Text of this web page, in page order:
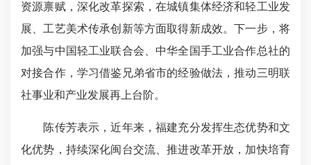
资源禀赋，深化改革探索，在城镇集体经济和轻工业发
展、工艺美术传承创新等方面取得新成效。下一步，将
加强与中国轻工业联合会、中华全国手工业合作总社的
对接合作，学习借鉴兄弟省市的经验做法，推动三明联
社事业和产业发展再上台阶。
陈传芳表示，近年来，福建充分发挥生态优势和文
化优势，持续深化闽台交流、推进改革开放，加快培育